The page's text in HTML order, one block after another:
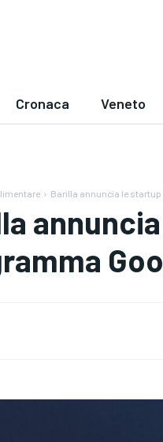
Cronaca Veneto
Barilla annuncia le